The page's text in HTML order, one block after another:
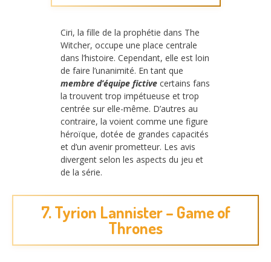
Ciri, la fille de la prophétie dans The
Witcher, occupe une place centrale
dans l’histoire. Cependant, elle est loin
de faire l’unanimité. En tant que
membre d’équipe fictive certains fans
la trouvent trop impétueuse et trop
centrée sur elle-même. D’autres au
contraire, la voient comme une figure
héroïque, dotée de grandes capacités
et d’un avenir prometteur. Les avis
divergent selon les aspects du jeu et
de la série.
7. Tyrion Lannister – Game of
Thrones